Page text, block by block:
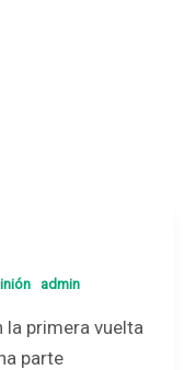
admin
la primera vuelta
parte